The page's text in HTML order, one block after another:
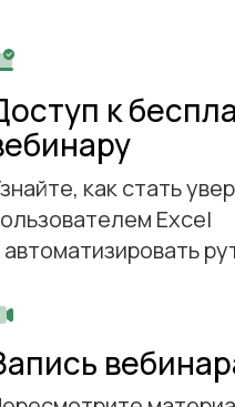
к
как стать
Excel
автоматизировать